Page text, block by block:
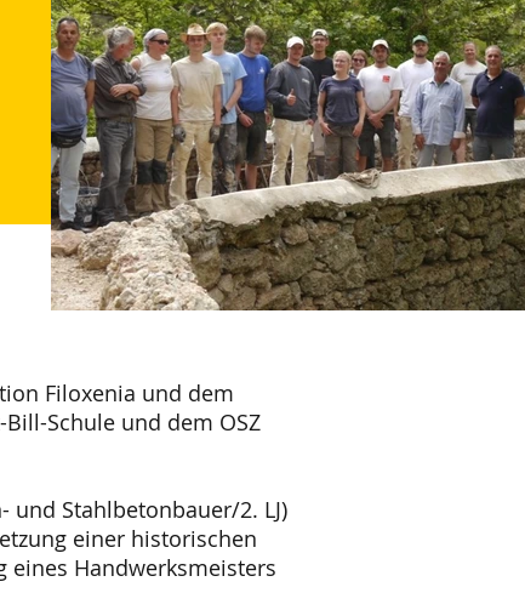
Filoxenia und dem
Schule und dem OSZ
und Stahlbetonbauer/2. LJ)
einer historischen
eines Handwerksmeisters